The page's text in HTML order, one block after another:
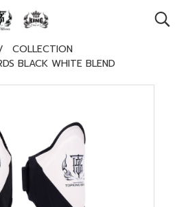
COLLECTION
BLACK WHITE BLEND